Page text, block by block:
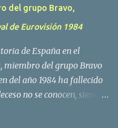
del grupo Bravo,
de Eurovisión 1984
de España en el
miembro del grupo Bravo
del año 1984 ha fallecido
no se conocen, siendo